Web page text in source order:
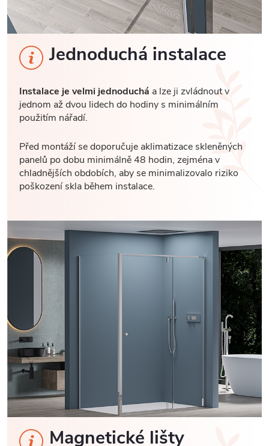
Jednoduchá instalace
Instalace je velmi jednoduchá a lze ji zvládnout v
jednom až dvou lidech do hodiny s minimálním
použitím nářadí.
Před montáží se doporučuje aklimatizace skleněných
panelů po dobu minimálně 48 hodin, zejména v
chladnějších obdobích, aby se minimalizovalo riziko
poškození skla během instalace.
Magnetické lišty